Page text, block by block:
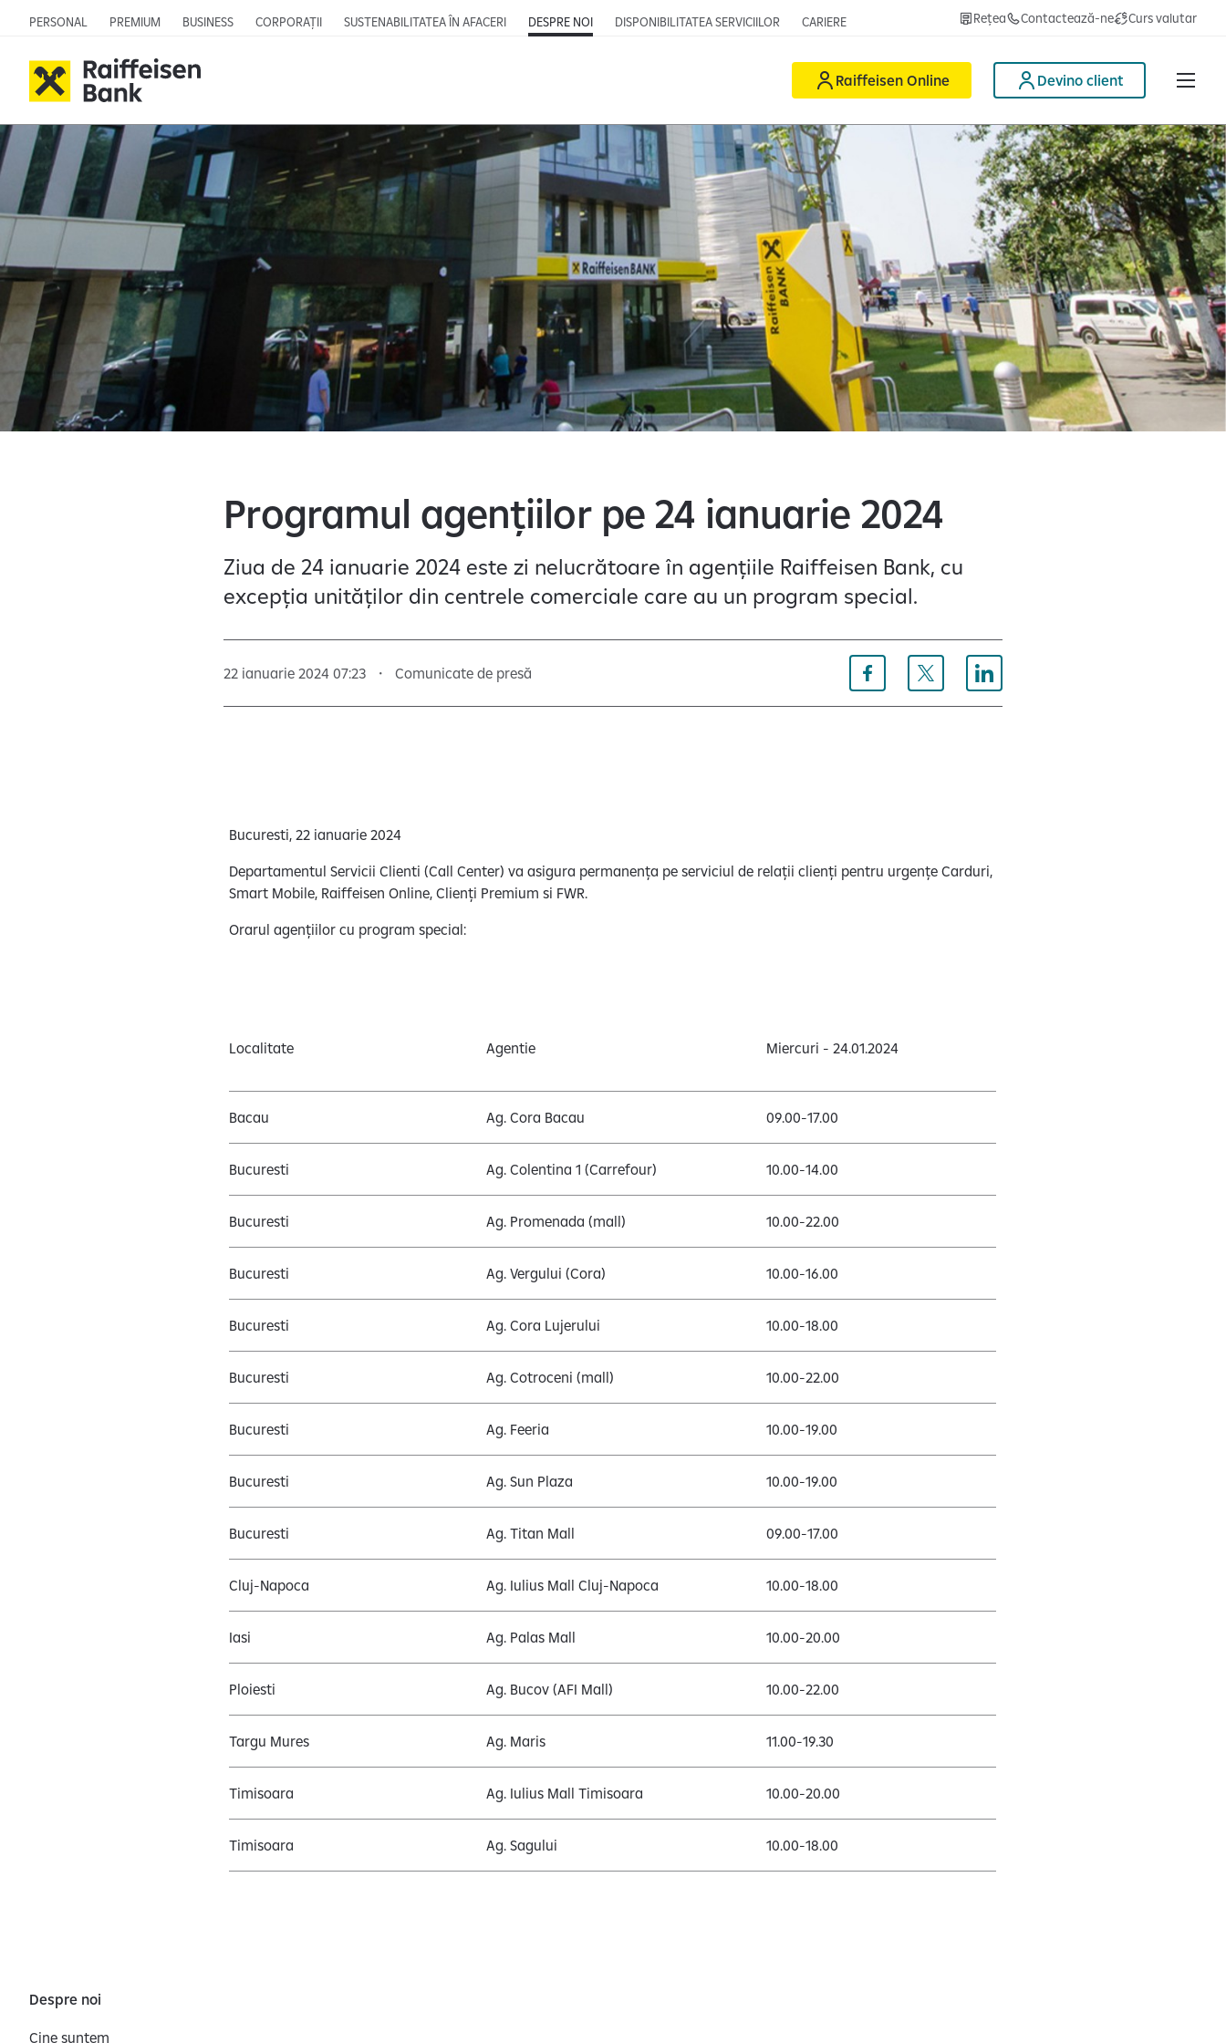
PERSONAL PREMIUM BUSINESS CORPORAȚII SUSTENABILITATEA ÎN AFACERI DESPRE NOI DISPONIBILITATEA SERVICIILOR CARIERE Rețea Contactează-ne Curs valutar
Raiffeisen Online Devino client
Programul agențiilor pe 24 ianuarie 2024
Ziua de 24 ianuarie 2024 este zi nelucrătoare în agențiile Raiffeisen Bank, cu
excepția unităților din centrele comerciale care au un program special.
22 ianuarie 2024 07:23 Comunicate de presă
Bucuresti, 22 ianuarie 2024
Departamentul Servicii Clienti (Call Center) va asigura permanența pe serviciul de relații clienți pentru urgențe Carduri,
Smart Mobile, Raiffeisen Online, Clienți Premium si FWR.
Orarul agențiilor cu program special:
Localitate Agentie Miercuri - 24.01.2024
Bacau Ag. Cora Bacau 09.00-17.00
Bucuresti Ag. Colentina 1 (Carrefour) 10.00-14.00
Bucuresti Ag. Promenada (mall) 10.00-22.00
Bucuresti Ag. Vergului (Cora) 10.00-16.00
Bucuresti Ag. Cora Lujerului 10.00-18.00
Bucuresti Ag. Cotroceni (mall) 10.00-22.00
Bucuresti Ag. Feeria 10.00-19.00
Bucuresti Ag. Sun Plaza 10.00-19.00
Bucuresti Ag. Titan Mall 09.00-17.00
Cluj-Napoca Ag. Iulius Mall Cluj-Napoca 10.00-18.00
Iasi Ag. Palas Mall 10.00-20.00
Ploiesti Ag. Bucov (AFI Mall) 10.00-22.00
Targu Mures Ag. Maris 11.00-19.30
Timisoara Ag. Iulius Mall Timisoara 10.00-20.00
Timisoara Ag. Sagului 10.00-18.00
Despre noi
Cine suntem